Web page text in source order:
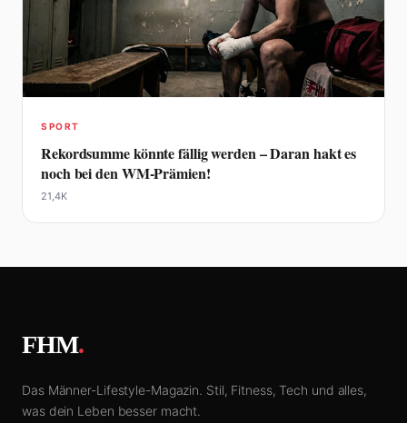
SPORT
Rekordsumme könnte fällig werden – Daran hakt es
noch bei den WM-Prämien!
21,4K
FHM.
Das Männer-Lifestyle-Magazin. Stil, Fitness, Tech und alles,
was dein Leben besser macht.